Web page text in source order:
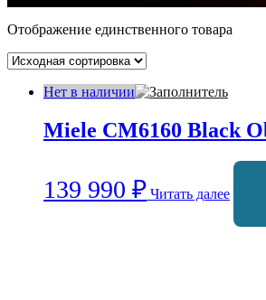
Отображение единственного товара
Нет в наличии
Miele CM6160 Black
139 990 ₽ Читать далее